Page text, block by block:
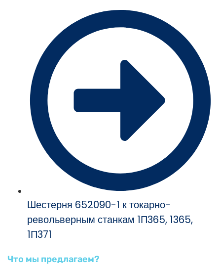
Шестерня 652090-1 к токарно-
револьверным станкам 1П365, 1365,
1П371
Что мы предлагаем?